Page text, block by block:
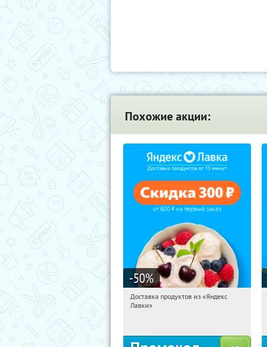
Похожие акции:
-50%
11:56:19 Получили:
Доставка продуктов из «Яндекс
Лавки»